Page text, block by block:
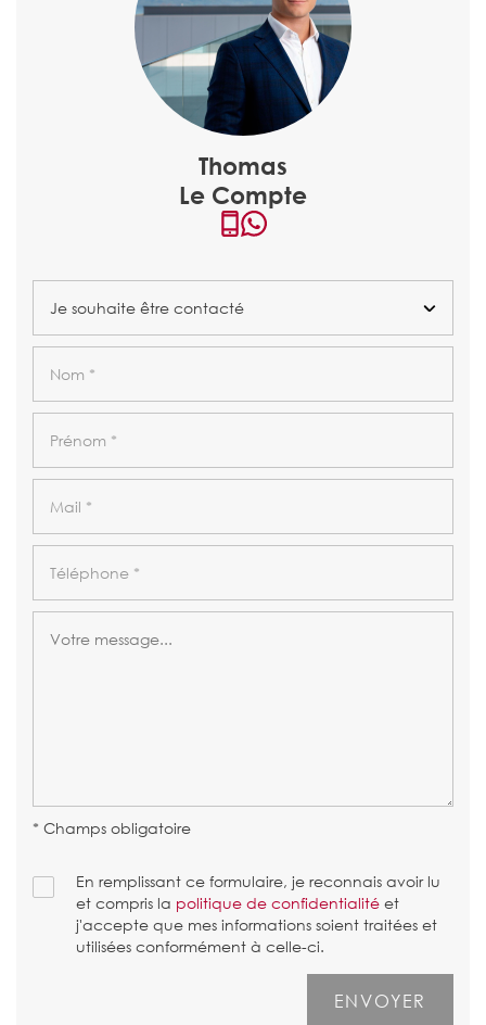
Thomas
Le Compte
* Champs obligatoire
En remplissant ce formulaire, je reconnais avoir lu
et compris la politique de confidentialité et
j'accepte que mes informations soient traitées et
utilisées conformément à celle-ci.